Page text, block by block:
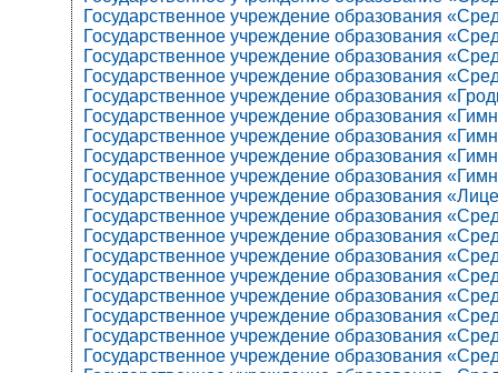
Государственное учреждение образования
Государственное учреждение образования
Государственное учреждение образования
Государственное учреждение образования
Государственное учреждение образования
Государственное учреждение образования
Государственное учреждение образования
Государственное учреждение образования
Государственное учреждение образования
Государственное учреждение образования
Государственное учреждение образования
Государственное учреждение образования
Государственное учреждение образования
Государственное учреждение образования
Государственное учреждение образования
Государственное учреждение образования
Государственное учреждение образования
Государственное учреждение образования